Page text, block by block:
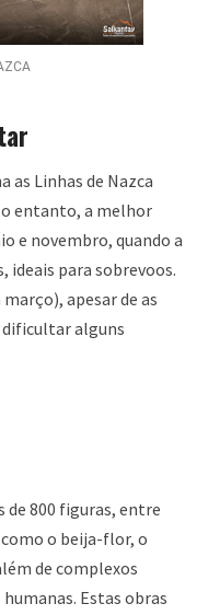
as Linhas de Nazca
entanto, a melhor
e novembro, quando a
ideais para sobrevoos.
apesar de as
dificultar alguns
de 800 figuras, entre
o beija-flor, o
de complexos
Estas obras